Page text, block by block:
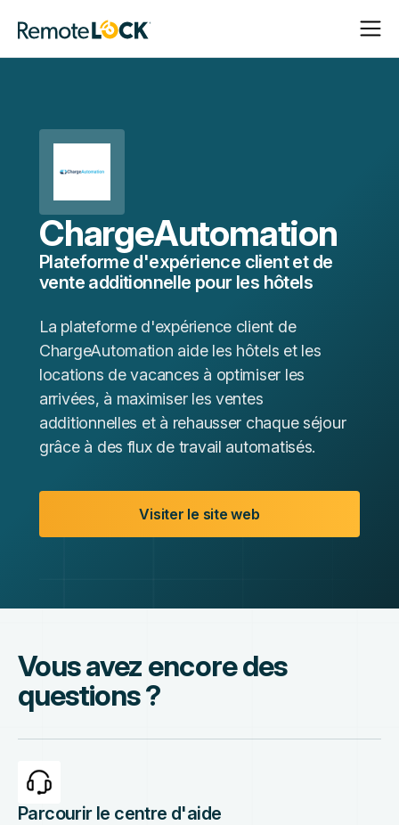
Page
d'accueil
Ouvrir
Fermer
ChargeAutomation
Plateforme d'expérience client et de
vente additionnelle pour les hôtels
La plateforme d'expérience client de
ChargeAutomation aide les hôtels et les
locations de vacances à optimiser les
arrivées, à maximiser les ventes
additionnelles et à rehausser chaque séjour
grâce à des flux de travail automatisés.
Visiter le site web
Vous avez encore des
questions ?
Parcourir le centre d'aide